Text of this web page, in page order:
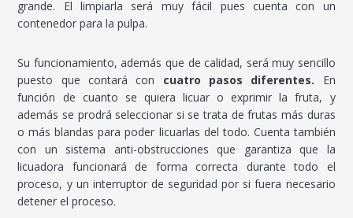
grande. El limpiarla será muy fácil pues cuenta con un
contenedor para la pulpa.
Su funcionamiento, además que de calidad, será muy sencillo
puesto que contará con cuatro pasos diferentes. En
función de cuanto se quiera licuar o exprimir la fruta, y
además se prodrá seleccionar si se trata de frutas más duras
o más blandas para poder licuarlas del todo. Cuenta también
con un sistema anti-obstrucciones que garantiza que la
licuadora funcionará de forma correcta durante todo el
proceso, y un interruptor de seguridad por si fuera necesario
detener el proceso.